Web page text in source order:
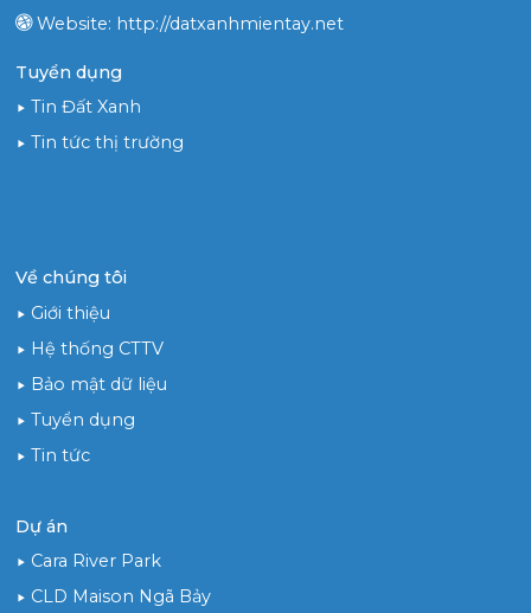
Website: http://datxanhmientay.net
Về chúng tôi
Giới thiệu
Hệ thống CTTV
Bảo mật dữ liệu
Tuyển dụng
Tin tức
Dự án
Cara River Park
CLD Maison Ngã Bảy
Tuyển dụng
Tin Đất Xanh
Tin tức thị trường